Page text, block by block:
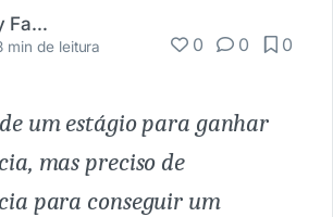
Juliany Farias
min de leitura 0 0 0
um estágio para ganhar
mas preciso de
para conseguir um